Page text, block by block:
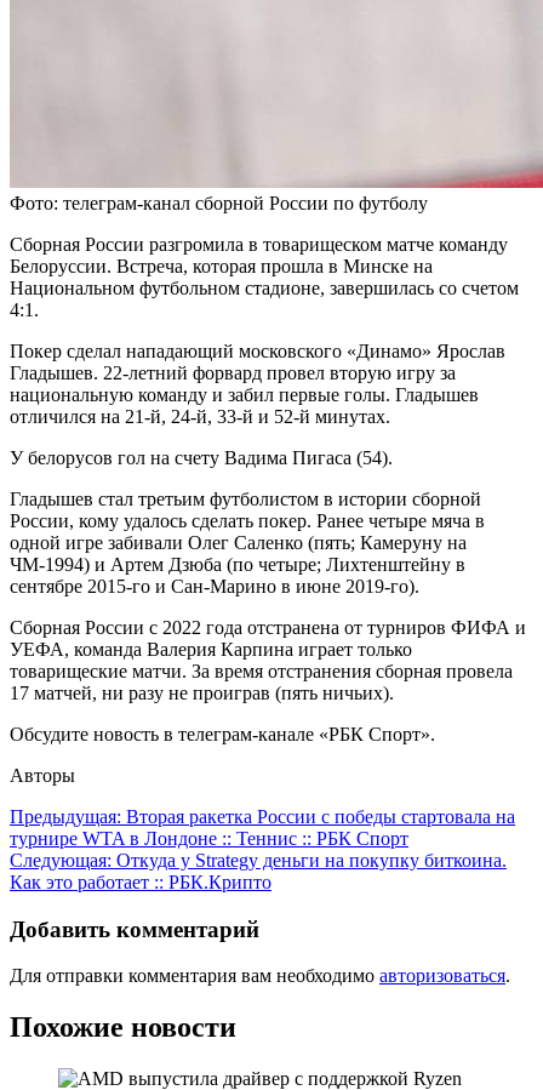
Фото: телеграм-канал сборной России по футболу
Сборная России разгромила в товарищеском матче команду
Белоруссии. Встреча, которая прошла в Минске на
Национальном футбольном стадионе, завершилась со счетом
4:1.
Покер сделал нападающий московского «Динамо» Ярослав
Гладышев. 22-летний форвард провел вторую игру за
национальную команду и забил первые голы. Гладышев
отличился на 21-й, 24-й, 33-й и 52-й минутах.
У белорусов гол на счету Вадима Пигаса (54).
Гладышев стал третьим футболистом в истории сборной
России, кому удалось сделать покер. Ранее четыре мяча в
одной игре забивали Олег Саленко (пять; Камеруну на
ЧМ-1994) и Артем Дзюба (по четыре; Лихтенштейну в
сентябре 2015-го и Сан-Марино в июне 2019-го).
Сборная России c 2022 года отстранена от турниров ФИФА и
УЕФА, команда Валерия Карпина играет только
товарищеские матчи. За время отстранения сборная провела
17 матчей, ни разу не проиграв (пять ничьих).
Обсудите новость в телеграм-канале «РБК Спорт».
Авторы
Навигация
по
записям
Предыдущая: Вторая ракетка России с победы стартовала на
турнире WTA в Лондоне :: Теннис :: РБК Спорт
Следующая: Откуда у Strategy деньги на покупку биткоина.
Как это работает :: РБК.Крипто
Добавить комментарий
Для отправки комментария вам необходимо авторизоваться.
Похожие новости